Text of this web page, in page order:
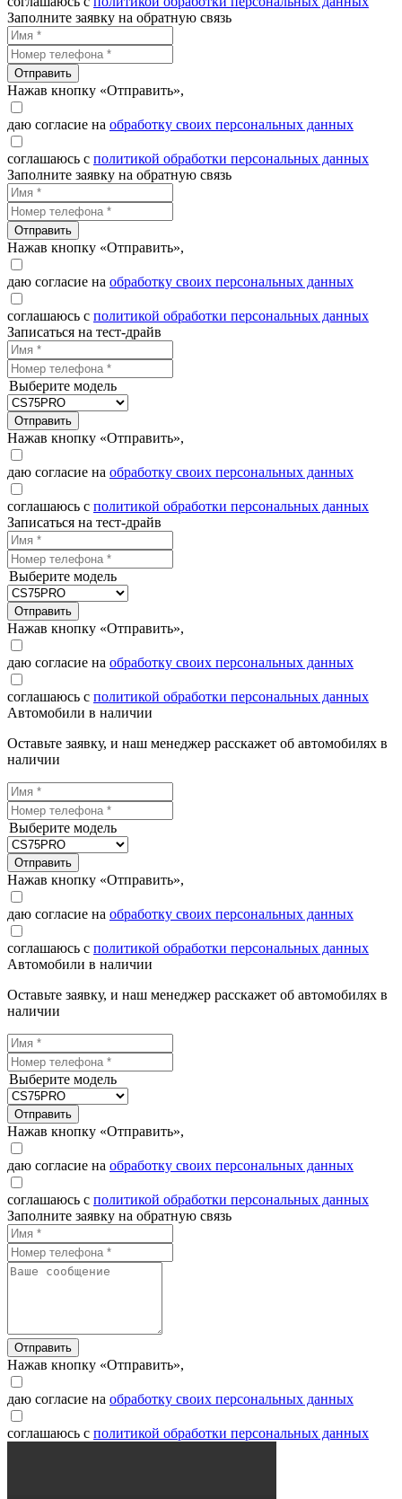
Заполните заявку на обратную связь
Отправить
Нажав кнопку «Отправить»,
даю согласие на обработку своих персональных данных
соглашаюсь с политикой обработки персональных данных
Заполните заявку на обратную связь
Отправить
Нажав кнопку «Отправить»,
даю согласие на обработку своих персональных данных
соглашаюсь с политикой обработки персональных данных
Записаться на тест-драйв
Выберите модель
Отправить
Нажав кнопку «Отправить»,
даю согласие на обработку своих персональных данных
соглашаюсь с политикой обработки персональных данных
Записаться на тест-драйв
Выберите модель
Отправить
Нажав кнопку «Отправить»,
даю согласие на обработку своих персональных данных
соглашаюсь с политикой обработки персональных данных
Автомобили в наличии
Оставьте заявку, и наш менеджер расскажет об автомобилях в
наличии
Выберите модель
Отправить
Нажав кнопку «Отправить»,
даю согласие на обработку своих персональных данных
соглашаюсь с политикой обработки персональных данных
Автомобили в наличии
Оставьте заявку, и наш менеджер расскажет об автомобилях в
наличии
Выберите модель
Отправить
Нажав кнопку «Отправить»,
даю согласие на обработку своих персональных данных
соглашаюсь с политикой обработки персональных данных
Заполните заявку на обратную связь
Отправить
Нажав кнопку «Отправить»,
даю согласие на обработку своих персональных данных
соглашаюсь с политикой обработки персональных данных